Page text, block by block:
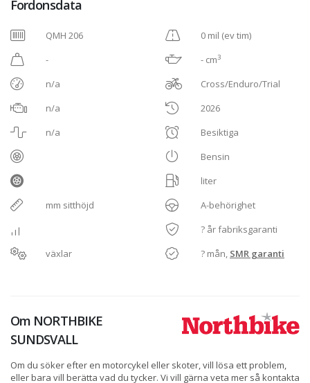
Fordonsdata
QMH 206
-
n/a
n/a
n/a
mm sitthöjd
växlar
0 mil (ev tim)
- cm3
Cross/Enduro/Trial
2026
Besiktiga
Bensin
liter
A-behörighet
? år fabriksgaranti
? mån, SMR garanti
Om NORTHBIKE
SUNDSVALL
Om du söker efter en motorcykel eller skoter, vill lösa ett problem,
eller bara vill berätta vad du tycker. Vi vill gärna veta mer så kontakta